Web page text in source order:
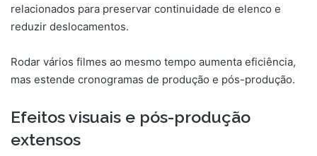
relacionados para preservar continuidade de elenco e
reduzir deslocamentos.
Rodar vários filmes ao mesmo tempo aumenta eficiência,
mas estende cronogramas de produção e pós-produção.
Efeitos visuais e pós-produção
extensos